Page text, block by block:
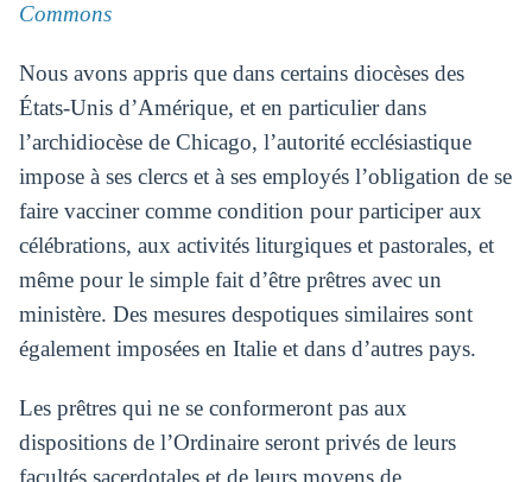
Commons
Nous avons appris que dans certains diocèses des
États-Unis d’Amérique, et en particulier dans
l’archidiocèse de Chicago, l’autorité ecclésiastique
impose à ses clercs et à ses employés l’obligation de se
faire vacciner comme condition pour participer aux
célébrations, aux activités liturgiques et pastorales, et
même pour le simple fait d’être prêtres avec un
ministère. Des mesures despotiques similaires sont
également imposées en Italie et dans d’autres pays.
Les prêtres qui ne se conformeront pas aux
dispositions de l’Ordinaire seront privés de leurs
facultés sacerdotales et de leurs moyens de